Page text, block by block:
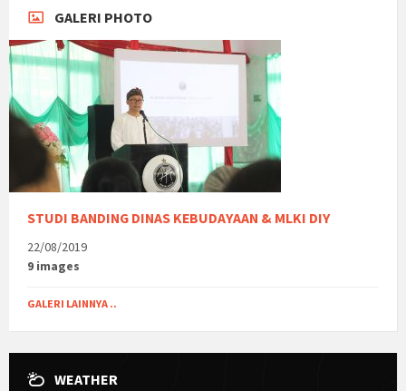
GALERI PHOTO
STUDI BANDING DINAS KEBUDAYAAN & MLKI DIY
22/08/2019
9 images
GALERI LAINNYA ..
WEATHER